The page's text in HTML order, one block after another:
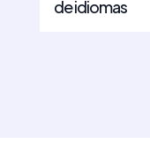
de idiomas